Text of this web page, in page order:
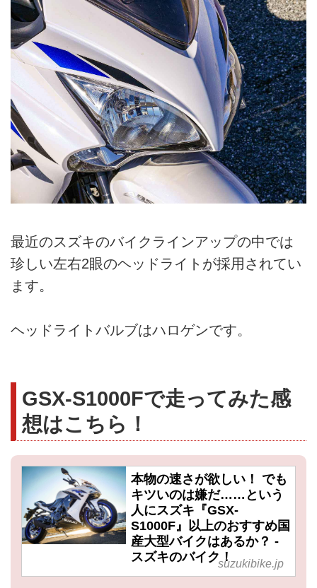
最近のスズキのバイクラインアップの中では
珍しい左右2眼のヘッドライトが採用されてい
ます。
ヘッドライトバルブはハロゲンです。
GSX-S1000Fで走ってみた感
想はこちら！
本物の速さが欲しい！ でも
キツいのは嫌だ……という
人にスズキ『GSX-
S1000F』以上のおすすめ国
産大型バイクはあるか？ -
スズキのバイク！suzukibike.jp